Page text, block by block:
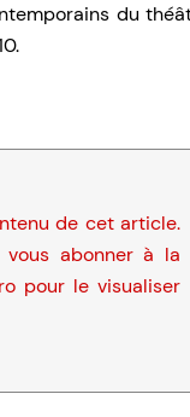
du
de cet article.
vous abonner à la
pour le visualiser